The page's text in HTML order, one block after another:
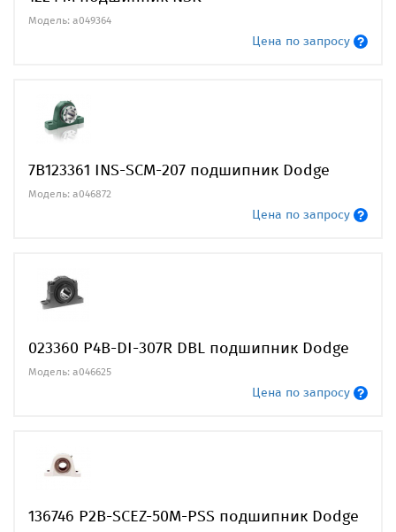
Модель: a049364
Цена по запросу
7B123361 INS-SCM-207 подшипник Dodge
Модель: a046872
Цена по запросу
023360 P4B-DI-307R DBL подшипник Dodge
Модель: a046625
Цена по запросу
136746 P2B-SCEZ-50M-PSS подшипник Dodge